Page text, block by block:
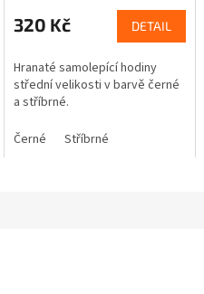
320 Kč DETAIL
Hranaté samolepící hodiny
střední velikosti v barvě černé
a stříbrné.
Černé Stříbrné